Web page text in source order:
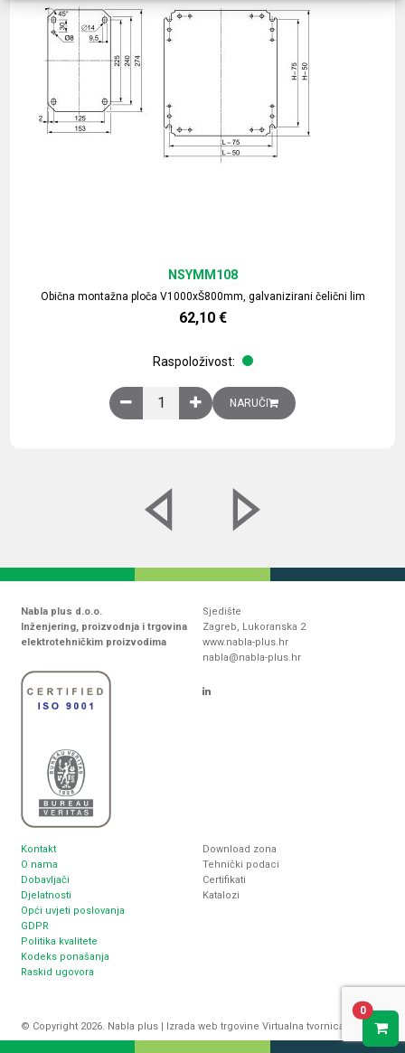
Obična montažna ploča V1000xŠ800mm, galvanizirani čelični lim
NSYMM108
62,10 €
Raspoloživost:
Obična montažna ploča V1000xŠ800mm,
NARUČI
Nabla plus d.o.o.
Inženjering, proizvodnja i trgovina
elektrotehničkim proizvodima
Sjedište
Zagreb, Lukoranska 2
www.nabla-plus.hr
nabla@nabla-plus.hr
Kontakt
O nama
Dobavljači
Djelatnosti
Opći uvjeti poslovanja
GDPR
Politika kvalitete
Kodeks ponašanja
Raskid ugovora
Download zona
Tehnički podaci
Certifikati
Katalozi
© Copyright 2026. Nabla plus | Izrada web trgovine Virtualna tvornica
0